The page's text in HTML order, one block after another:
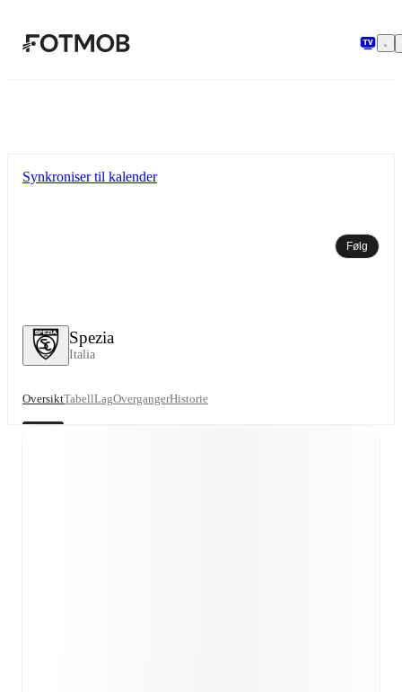
Spezia
Italia
Synkroniser til kalender
Følg
OversiktTabellLagOvergangerHistorie